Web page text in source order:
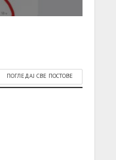
ПОГЛЕДАЈ СВЕ ПОСТОВЕ